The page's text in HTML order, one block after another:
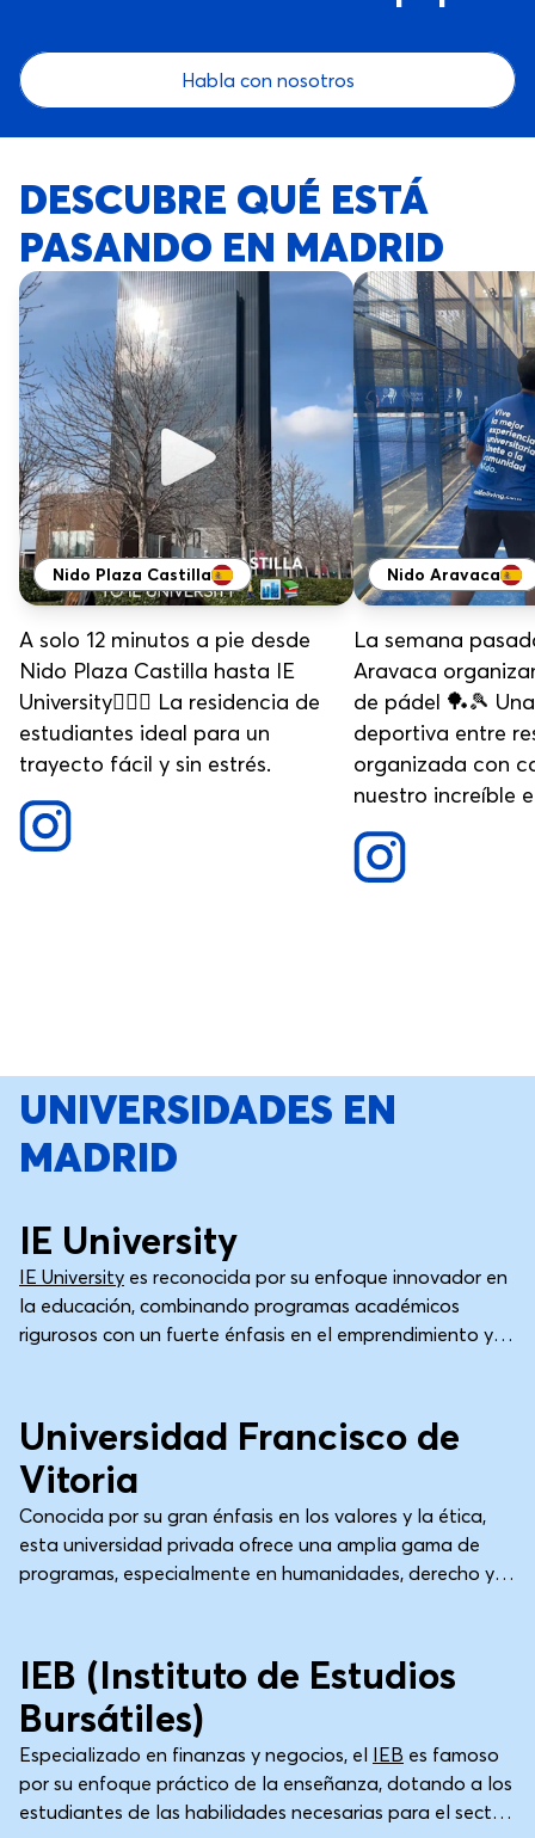
Habla con nosotros
DESCUBRE QUÉ ESTÁ
PASANDO EN MADRID
Nido Plaza Castilla
A solo 12 minutos a pie desde
Nido Plaza Castilla hasta IE
University🚶‍♂️✨ La residencia de
estudiantes ideal para un
trayecto fácil y sin estrés.
Nido Aravaca
La semana
Aravaca
de pádel 🏓🎾
deportiva entre
organizada con
nuestro increíble
UNIVERSIDADES EN
MADRID
Madrid Universidad
IE University
IE University es reconocida por su enfoque innovador en
la educación, combinando programas académicos
rigurosos con un fuerte énfasis en el emprendimiento y
diversa de todo el mundo, fomentando un ambiente
internacional vibrante. La universidad destaca
especialmente por sus programas de negocios y
derecho, diseñados para preparar a los estudiantes
para roles de liderazgo en un mundo que cambia
Universidad Francisco de
Vitoria
Conocida por su gran énfasis en los valores y la ética,
esta universidad privada ofrece una amplia gama de
programas, especialmente en humanidades, derecho y
IEB (Instituto de Estudios
Bursátiles)
Especializado en finanzas y negocios, el IEB es famoso
por su enfoque práctico de la enseñanza, dotando a los
estudiantes de las habilidades necesarias para el sector